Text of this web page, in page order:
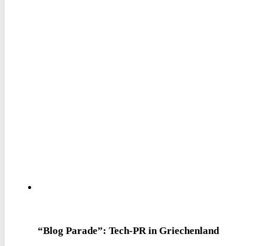
“Blog Parade”: Tech-PR in Griechenland